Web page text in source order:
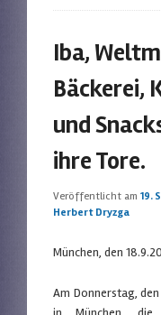
Iba,
Bäckerei,
und
ihre Tore.
Veröffentlicht am19.
Herbert Dryzga
München, den
Am Donnerstag,